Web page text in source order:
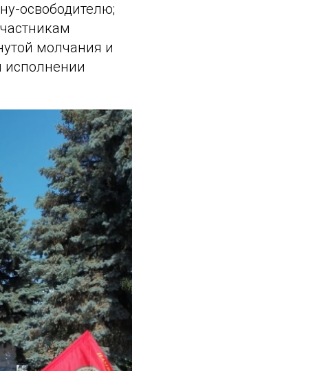
освободителю;
молчания и
исполнении